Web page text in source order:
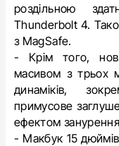
роздільною
Thunderbolt 4.
з MagSafe.
- Крім того,
масивом з трьох
динаміків,
примусове
ефектом
- Макбук 15